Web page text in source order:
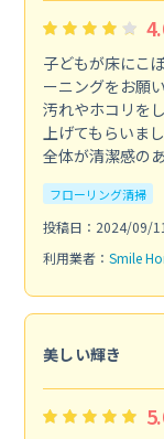
子どもが床にこ
ーニングをお願
汚れやホコリを
上げてもらいま
全体が清潔感の
フローリング清掃
投稿日：2024/09/11
利用業者： Smile
美しい輝き